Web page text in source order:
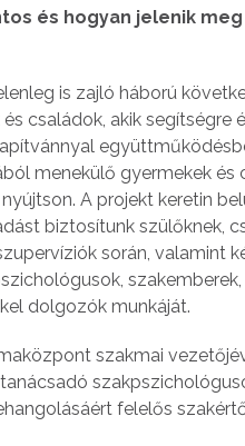
és hogyan jelenik
is zajló háború
családok, akik segítségre
menekülő gyermekek
A projekt keretin
biztosítunk szülőknek,
során, valamint
dolgozók munkáját.
szakmai
felelős